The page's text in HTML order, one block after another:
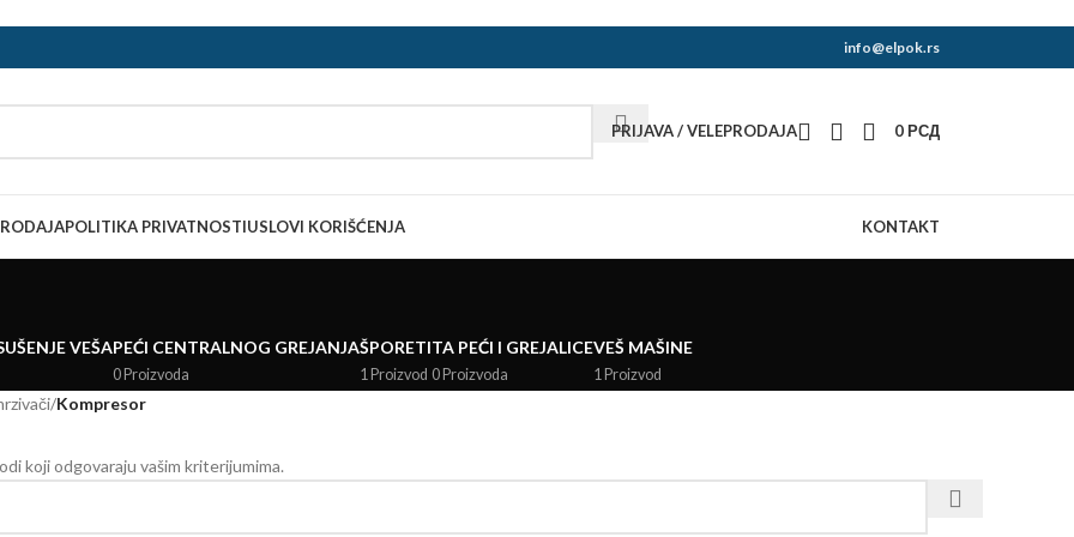
info@elpok.rs
PRIJAVA / VELEPRODAJA 0РСД
POLITIKA PRIVATNOSTIUSLOVI KORIŠĆENJA KONTAKT
VEŠAPEĆI CENTRALNOG GREJANJA
0 Proizvoda
ŠPORETI
1 Proizvod
TA PEĆI I GREJALICE
0 Proizvoda
VEŠ MAŠINE
1 Proizvod
/Kompresor
koji odgovaraju vašim kriterijumima.